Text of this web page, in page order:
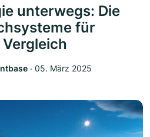
unterwegs: Die
für
‧ 05. März 2025